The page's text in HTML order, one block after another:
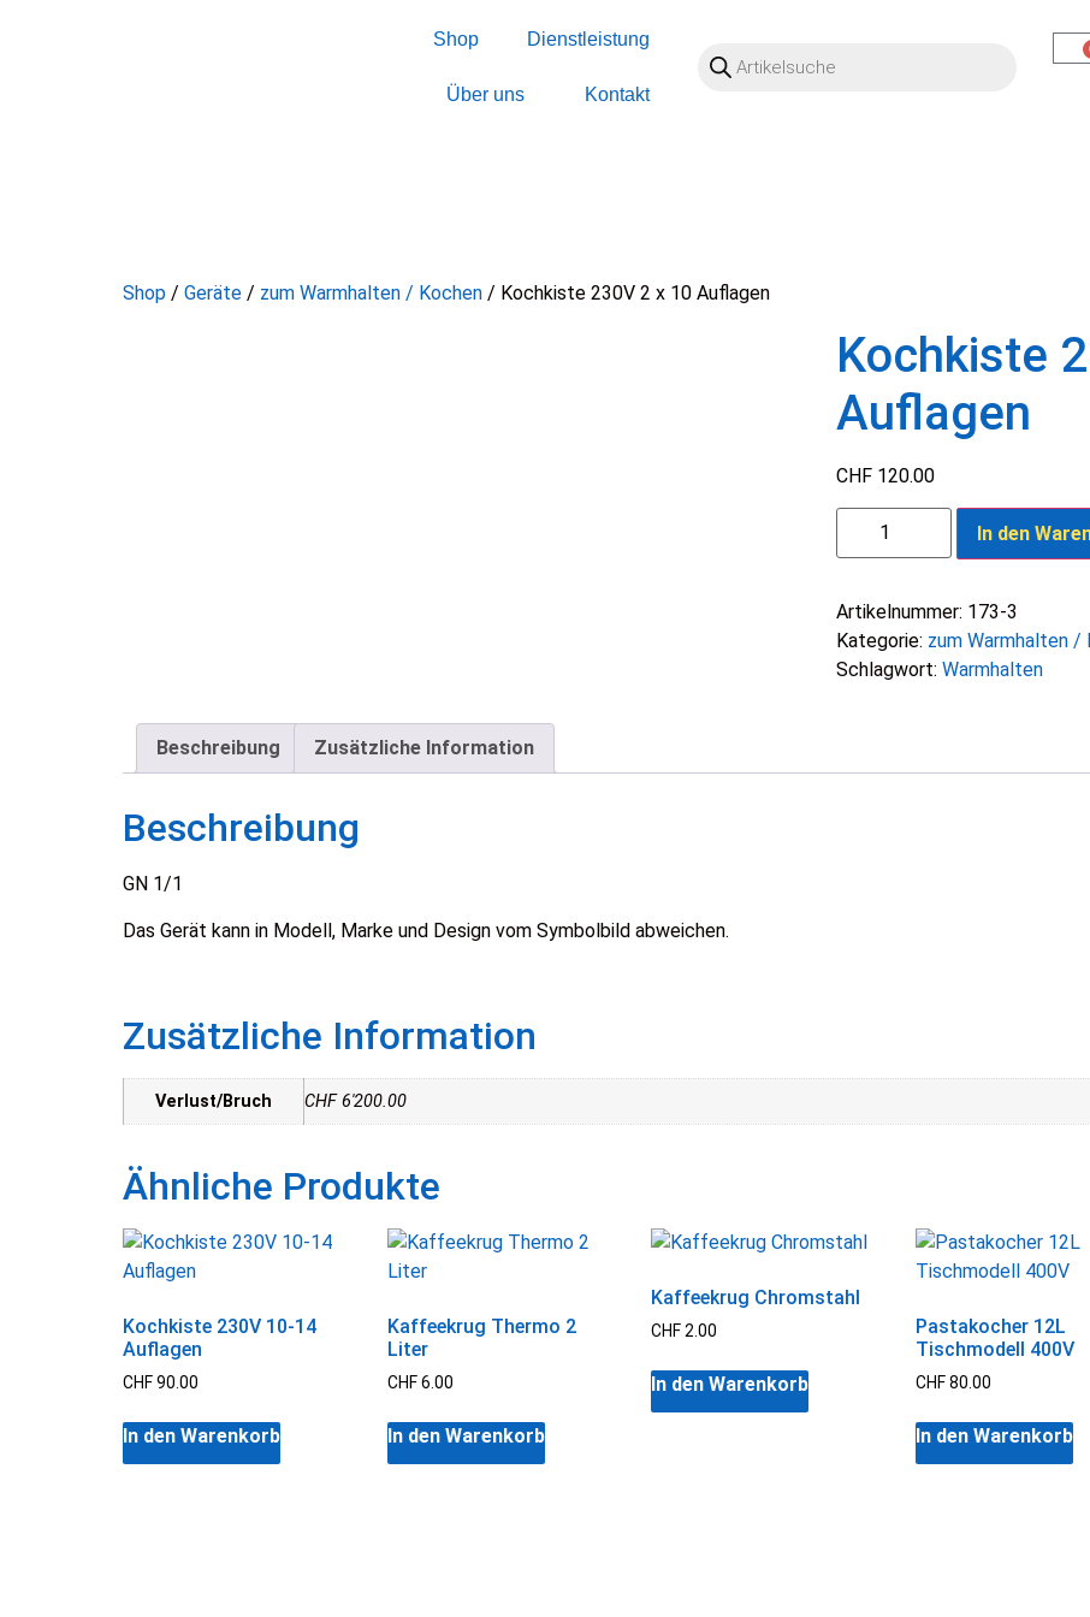
Shop Dienstleistung
Über uns Kontakt
Shop / Geräte / zum Warmhalten / Kochen / Kochkiste 230V 2 x 10 Auflagen
Kochkiste
Auflagen
CHF120.00
In den
Artikelnummer: 173-3
Kategorie: zum Warmhalten /
Schlagwort: Warmhalten
Beschreibung Zusätzliche Information
Beschreibung
GN 1/1
Das Gerät kann in Modell, Marke und Design vom Symbolbild abweichen.
Zusätzliche Information
Verlust/Bruch CHF 6'200.00
Ähnliche Produkte
Kochkiste 230V 10-14
Auflagen
CHF90.00
In den Warenkorb
Kaffeekrug Thermo 2
Liter
CHF6.00
In den Warenkorb
Kaffeekrug Chromstahl
CHF 2.00
In den Warenkorb
Pastakocher 12L
Tischmodell 400V
CHF80.00
In den Warenkorb